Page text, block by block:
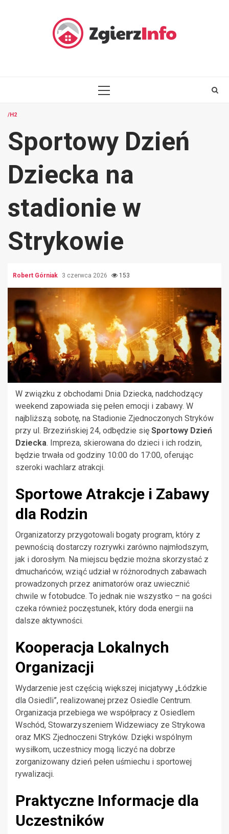
PRIMARY
/H2
Sportowy Dzień
Dziecka na
stadionie w
Strykowie
Robert Górniak 3 czerwca 2026 153
W związku z obchodami Dnia Dziecka, nadchodzący
weekend zapowiada się pełen emocji i zabawy. W
najbliższą sobotę, na Stadionie Zjednoczonych Stryków
przy ul. Brzezińskiej 24, odbędzie się Sportowy Dzień
Dziecka. Impreza, skierowana do dzieci i ich rodzin,
będzie trwała od godziny 10:00 do 17:00, oferując
szeroki wachlarz atrakcji.
Sportowe Atrakcje i Zabawy
dla Rodzin
Organizatorzy przygotowali bogaty program, który z
pewnością dostarczy rozrywki zarówno najmłodszym,
jak i dorosłym. Na miejscu będzie można skorzystać z
dmuchańców, wziąć udział w różnorodnych zabawach
prowadzonych przez animatorów oraz uwiecznić
chwile w fotobudce. To jednak nie wszystko – na gości
czeka również poczęstunek, który doda energii na
dalsze aktywności.
Kooperacja Lokalnych
Organizacji
Wydarzenie jest częścią większej inicjatywy „Łódzkie
dla Osiedli”, realizowanej przez Osiedle Centrum.
Organizacja przebiega we współpracy z Osiedlem
Wschód, Stowarzyszeniem Widzewiacy ze Strykowa
oraz MKS Zjednoczeni Stryków. Dzięki wspólnym
wysiłkom, uczestnicy mogą liczyć na dobrze
zorganizowany dzień pełen uśmiechu i sportowej
rywalizacji.
Praktyczne Informacje dla
Uczestników